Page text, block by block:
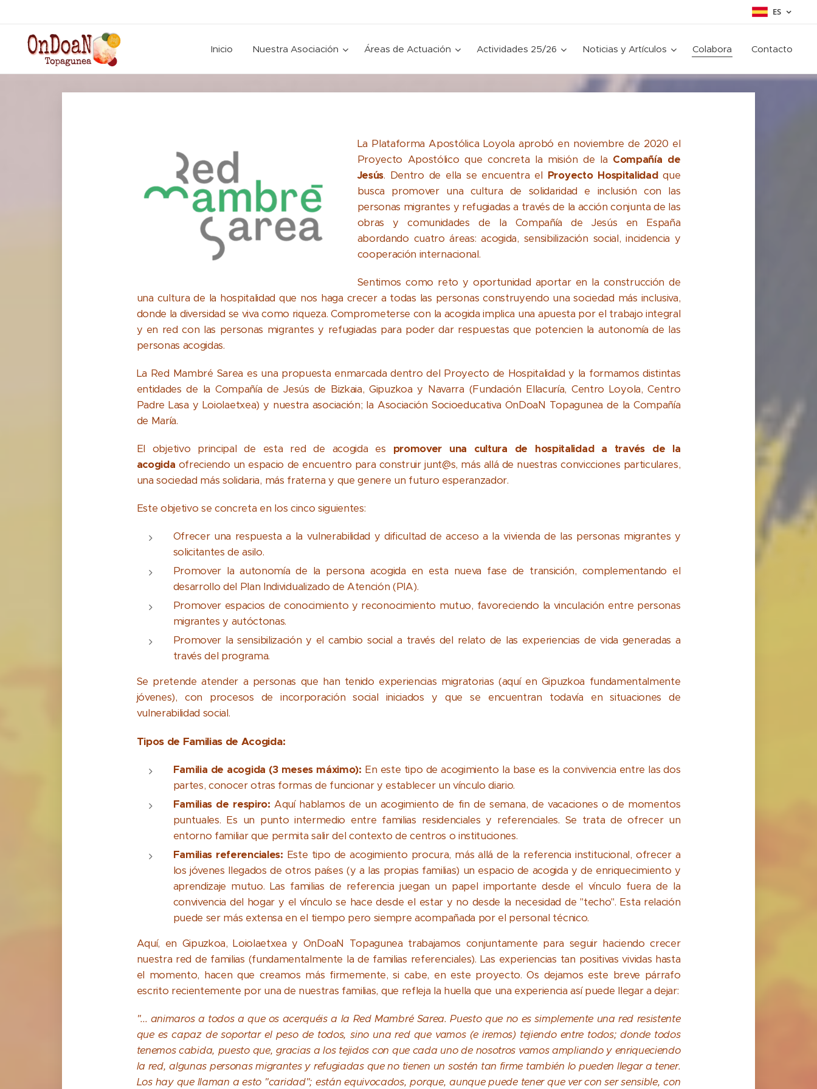
ES
Inicio Nuestra Asociación Áreas de Actuación Actividades 25/26 Noticias y Artículos Colabora Contacto
La Plataforma Apostólica Loyola aprobó en noviembre de 2020 el
Proyecto Apostólico que concreta la misión de la Compañía de
Jesús. Dentro de ella se encuentra el Proyecto Hospitalidad que
busca promover una cultura de solidaridad e inclusión con las
personas migrantes y refugiadas a través de la acción conjunta de las
obras y comunidades de la Compañía de Jesús en España
abordando cuatro áreas: acogida, sensibilización social, incidencia y
cooperación internacional.
Sentimos como reto y oportunidad aportar en la construcción de
una cultura de la hospitalidad que nos haga crecer a todas las personas construyendo una sociedad más inclusiva,
donde la diversidad se viva como riqueza. Comprometerse con la acogida implica una apuesta por el trabajo integral
y en red con las personas migrantes y refugiadas para poder dar respuestas que potencien la autonomía de las
personas acogidas.
La Red Mambré Sarea es una propuesta enmarcada dentro del Proyecto de Hospitalidad y la formamos distintas
entidades de la Compañía de Jesús de Bizkaia, Gipuzkoa y Navarra (Fundación Ellacuría, Centro Loyola, Centro
Padre Lasa y Loiolaetxea) y nuestra asociación; la Asociación Socioeducativa OnDoaN Topagunea de la Compañía
de María.
El objetivo principal de esta red de acogida es promover una cultura de hospitalidad a través de la
acogida ofreciendo un espacio de encuentro para construir junt@s, más allá de nuestras convicciones particulares,
una sociedad más solidaria, más fraterna y que genere un futuro esperanzador.
Este objetivo se concreta en los cinco siguientes:
Ofrecer una respuesta a la vulnerabilidad y dificultad de acceso a la vivienda de las personas migrantes y
solicitantes de asilo.
Promover la autonomía de la persona acogida en esta nueva fase de transición, complementando el
desarrollo del Plan Individualizado de Atención (PIA).
Promover espacios de conocimiento y reconocimiento mutuo, favoreciendo la vinculación entre personas
migrantes y autóctonas.
Promover la sensibilización y el cambio social a través del relato de las experiencias de vida generadas a
través del programa.
Se pretende atender a personas que han tenido experiencias migratorias (aquí en Gipuzkoa fundamentalmente
jóvenes), con procesos de incorporación social iniciados y que se encuentran todavía en situaciones de
vulnerabilidad social.
Tipos de Familias de Acogida:
Familia de acogida (3 meses máximo): En este tipo de acogimiento la base es la convivencia entre las dos
partes, conocer otras formas de funcionar y establecer un vínculo diario.
Familias de respiro:Aquí hablamos de un acogimiento de fin de semana, de vacaciones o de momentos
puntuales. Es un punto intermedio entre familias residenciales y referenciales. Se trata de ofrecer un
entorno familiar que permita salir del contexto de centros o instituciones.
Familias referenciales: Este tipo de acogimiento procura, más allá de la referencia institucional, ofrecer a
los jóvenes llegados de otros países (y a las propias familias) un espacio de acogida y de enriquecimiento y
aprendizaje mutuo. Las familias de referencia juegan un papel importante desde el vínculo fuera de la
convivencia del hogar y el vínculo se hace desde el estar y no desde la necesidad de "techo". Esta relación
puede ser más extensa en el tiempo pero siempre acompañada por el personal técnico.
Aquí, en Gipuzkoa, Loiolaetxea y OnDoaN Topagunea trabajamos conjuntamente para seguir haciendo crecer
nuestra red de familias (fundamentalmente la de familias referenciales). Las experiencias tan positivas vividas hasta
el momento, hacen que creamos más firmemente, si cabe, en este proyecto. Os dejamos este breve párrafo
escrito recientemente por una de nuestras familias, que refleja la huella que una experiencia así puede llegar a dejar:
"... animaros a todos a que os acerquéis a la Red Mambré Sarea. Puesto que no es simplemente una red resistente
que es capaz de soportar el peso de todos, sino una red que vamos (e iremos) tejiendo entre todos; donde todos
tenemos cabida, puesto que, gracias a los tejidos con que cada uno de nosotros vamos ampliando y enriqueciendo
la red, algunas personas migrantes y refugiadas que no tienen un sostén tan firme también lo pueden llegar a tener.
Los hay que llaman a esto "caridad"; están equivocados, porque, aunque puede tener que ver con ser sensible, con